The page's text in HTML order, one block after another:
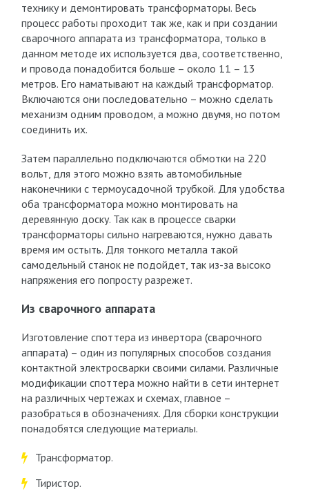
технику и демонтировать трансформаторы. Весь
процесс работы проходит так же, как и при создании
сварочного аппарата из трансформатора, только в
данном методе их используется два, соответственно,
и провода понадобится больше – около 11 – 13
метров. Его наматывают на каждый трансформатор.
Включаются они последовательно – можно сделать
механизм одним проводом, а можно двумя, но потом
соединить их.
Затем параллельно подключаются обмотки на 220
вольт, для этого можно взять автомобильные
наконечники с термоусадочной трубкой. Для удобства
оба трансформатора можно монтировать на
деревянную доску. Так как в процессе сварки
трансформаторы сильно нагреваются, нужно давать
время им остыть. Для тонкого металла такой
самодельный станок не подойдет, так из-за высоко
напряжения его попросту разрежет.
Из сварочного аппарата
Изготовление споттера из инвертора (сварочного
аппарата) – один из популярных способов создания
контактной электросварки своими силами. Различные
модификации споттера можно найти в сети интернет
на различных чертежах и схемах, главное –
разобраться в обозначениях. Для сборки конструкции
понадобятся следующие материалы.
Трансформатор.
Тиристор.